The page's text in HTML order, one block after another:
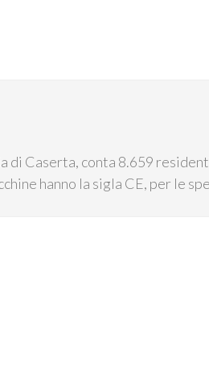
Caserta, conta 8.659
hanno la sigla CE, per le